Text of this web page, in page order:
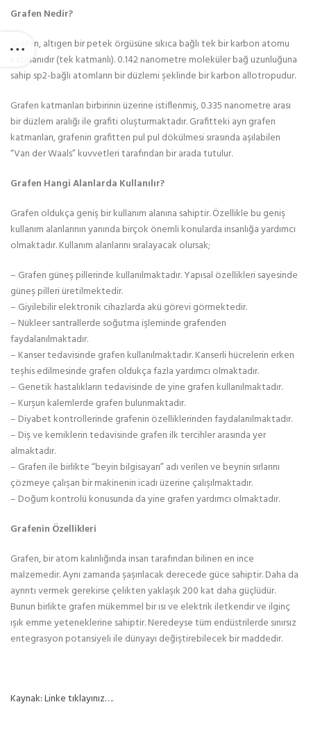
Grafen Nedir?
Grafen, altıgen bir petek örgüsüne sıkıca bağlı tek bir karbon atomu
katmanıdır (tek katmanlı). 0.142 nanometre moleküler bağ uzunluğuna
sahip sp2-bağlı atomların bir düzlemi şeklinde bir karbon allotropudur.
Grafen katmanları birbirinin üzerine istiflenmiş, 0.335 nanometre arası
bir düzlem aralığı ile grafiti oluşturmaktadır. Grafitteki ayrı grafen
katmanları, grafenin grafitten pul pul dökülmesi sırasında aşılabilen
“Van der Waals” kuvvetleri tarafından bir arada tutulur.
Grafen Hangi Alanlarda Kullanılır?
Grafen oldukça geniş bir kullanım alanına sahiptir. Özellikle bu geniş
kullanım alanlarının yanında birçok önemli konularda insanlığa yardımcı
olmaktadır. Kullanım alanlarını sıralayacak olursak;
– Grafen güneş pillerinde kullanılmaktadır. Yapısal özellikleri sayesinde
güneş pilleri üretilmektedir.
– Giyilebilir elektronik cihazlarda akü görevi görmektedir.
– Nükleer santrallerde soğutma işleminde grafenden
faydalanılmaktadır.
– Kanser tedavisinde grafen kullanılmaktadır. Kanserli hücrelerin erken
teşhis edilmesinde grafen oldukça fazla yardımcı olmaktadır.
– Genetik hastalıkların tedavisinde de yine grafen kullanılmaktadır.
– Kurşun kalemlerde grafen bulunmaktadır.
– Diyabet kontrollerinde grafenin özelliklerinden faydalanılmaktadır.
– Diş ve kemiklerin tedavisinde grafen ilk tercihler arasında yer
almaktadır.
– Grafen ile birlikte “beyin bilgisayarı” adı verilen ve beynin sırlarını
çözmeye çalışan bir makinenin icadı üzerine çalışılmaktadır.
– Doğum kontrolü konusunda da yine grafen yardımcı olmaktadır.
Grafenin Özellikleri
Grafen, bir atom kalınlığında insan tarafından bilinen en ince
malzemedir. Aynı zamanda şaşırılacak derecede güce sahiptir. Daha da
ayrıntı vermek gerekirse çelikten yaklaşık 200 kat daha güçlüdür.
Bunun birlikte grafen mükemmel bir ısı ve elektrik iletkendir ve ilginç
ışık emme yeteneklerine sahiptir. Neredeyse tüm endüstrilerde sınırsız
entegrasyon potansiyeli ile dünyayı değiştirebilecek bir maddedir.
Kaynak: Linke tıklayınız….